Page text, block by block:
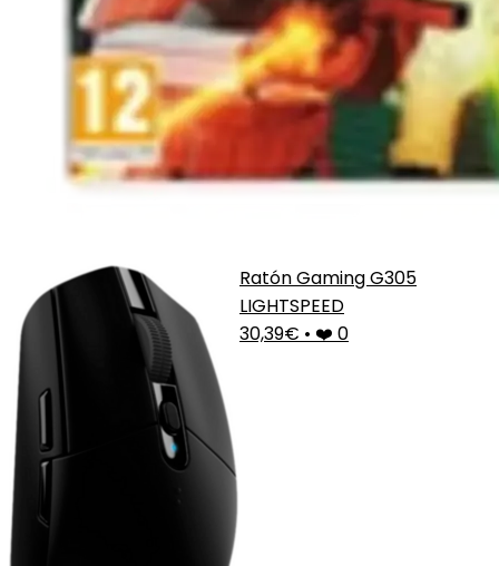
Ratón Gaming G305
LIGHTSPEED
30,39€ • ❤️ 0